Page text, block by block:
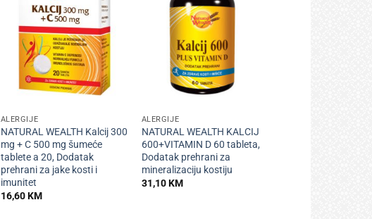
ALERGIJE
NATURAL WEALTH Kalcij 300
mg + C 500 mg šumeće
tablete a 20, Dodatak
prehrani za jake kosti i
imunitet
16,60KM
ALERGIJE
NATURAL WEALTH KALCIJ
600+VITAMIN D 60 tableta,
Dodatak prehrani za
mineralizaciju kostiju
31,10KM